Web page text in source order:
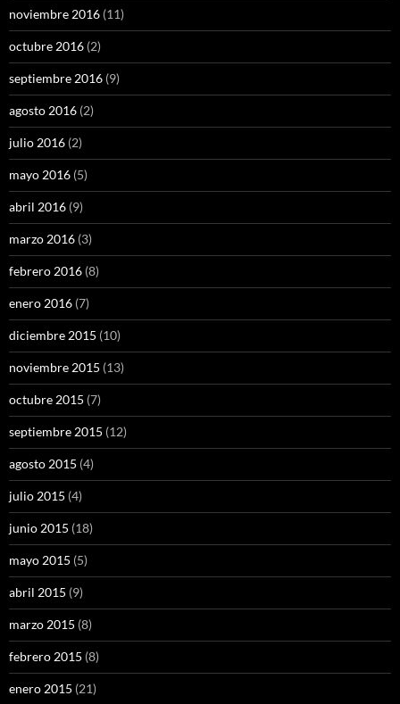
noviembre 2016 (11)
octubre 2016 (2)
septiembre 2016 (9)
agosto 2016 (2)
julio 2016 (2)
mayo 2016 (5)
abril 2016 (9)
marzo 2016 (3)
febrero 2016 (8)
enero 2016 (7)
diciembre 2015 (10)
noviembre 2015 (13)
octubre 2015 (7)
septiembre 2015 (12)
agosto 2015 (4)
julio 2015 (4)
junio 2015 (18)
mayo 2015 (5)
abril 2015 (9)
marzo 2015 (8)
febrero 2015 (8)
enero 2015 (21)